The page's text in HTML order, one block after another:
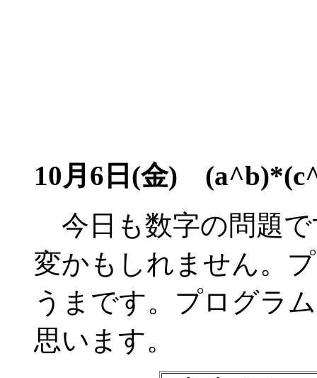
10月6日(金)
今日も数字の問題
変かもしれません。
うまです。プログラ
思います。